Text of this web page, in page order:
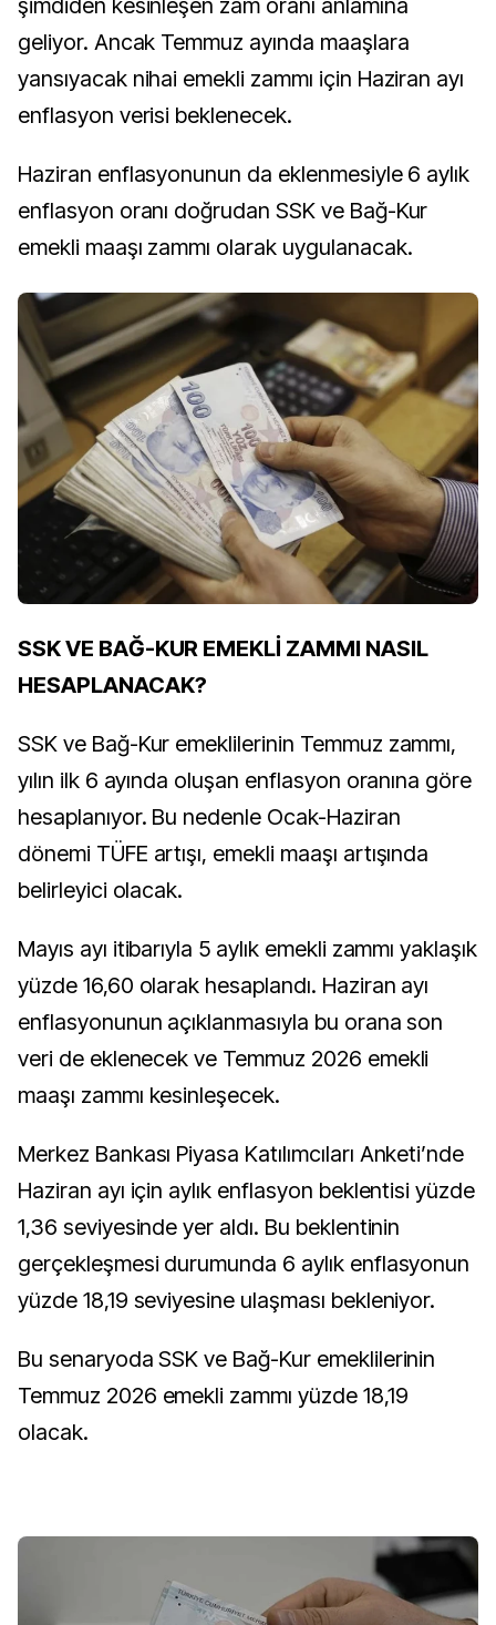
geliyor. Ancak Temmuz ayında maaşlara
yansıyacak nihai emekli zammı için Haziran ayı
enflasyon verisi beklenecek.
Haziran enflasyonunun da eklenmesiyle 6 aylık
enflasyon oranı doğrudan SSK ve Bağ-Kur
emekli maaşı zammı olarak uygulanacak.
SSK VE BAĞ-KUR EMEKLİ ZAMMI NASIL
HESAPLANACAK?
SSK ve Bağ-Kur emeklilerinin Temmuz zammı,
yılın ilk 6 ayında oluşan enflasyon oranına göre
hesaplanıyor. Bu nedenle Ocak-Haziran
dönemi TÜFE artışı, emekli maaşı artışında
belirleyici olacak.
Mayıs ayı itibarıyla 5 aylık emekli zammı yaklaşık
yüzde 16,60 olarak hesaplandı. Haziran ayı
enflasyonunun açıklanmasıyla bu orana son
veri de eklenecek ve Temmuz 2026 emekli
maaşı zammı kesinleşecek.
Merkez Bankası Piyasa Katılımcıları Anketi’nde
Haziran ayı için aylık enflasyon beklentisi yüzde
1,36 seviyesinde yer aldı. Bu beklentinin
gerçekleşmesi durumunda 6 aylık enflasyonun
yüzde 18,19 seviyesine ulaşması bekleniyor.
Bu senaryoda SSK ve Bağ-Kur emeklilerinin
Temmuz 2026 emekli zammı yüzde 18,19
olacak.